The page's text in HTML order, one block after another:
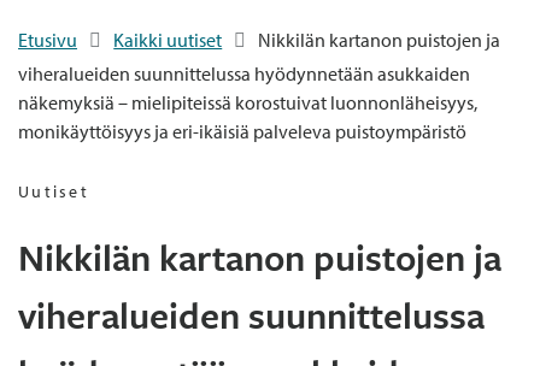
Etusivu Kaikki uutiset
Nikkilän kartanon puistojen ja
viheralueiden suunnittelussa hyödynnetään asukkaiden
näkemyksiä – mielipiteissä korostuivat luonnonläheisyys,
monikäyttöisyys ja eri-ikäisiä palveleva puistoympäristö
Uutiset
Nikkilän kartanon puistojen ja
viheralueiden suunnittelussa